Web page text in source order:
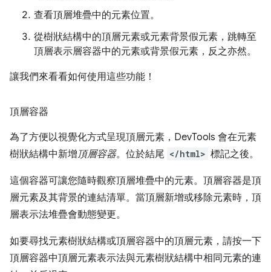
查看頂層堆疊中的元素位置。
從樹狀結構中的頂層元素或元素背景假元素，跳轉至
頂層表示層容器中的元素或背景假元素，反之亦然。
讓我們來看看如何使用這些功能！
頂層容器
為了方便以視覺化方式呈現頂層元素，DevTools 會在元素
樹狀結構中新增頂層容器。位於結尾 </html> 標記之後。
這個容器可讓您隨時觀察頂層堆疊中的元素。頂層容器是頂
層元素及其背景的連結清單。當頂層新增或移除元素時，頂
層表示法堆疊會動態變更。
如要尋找元素樹狀結構或頂層容器中的頂層元素，請按一下
頂層容器中頂層元素表示法與元素樹狀結構中相同元素的連